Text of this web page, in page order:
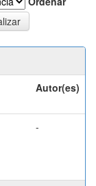
Autor(es)
-